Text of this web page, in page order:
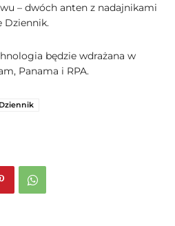
– dwóch anten z nadajnikami
Dziennik.
będzie wdrażana w
Panama i RPA.